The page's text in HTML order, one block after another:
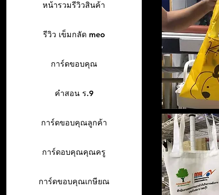
หน้ารวมรีวิวสินค้า
รีวิว เข็มกลัด meo
การ์ดขอบคุณ
คำสอน ร.9
การ์ดขอบคุณลูกค้า
การ์ดอบคุณคุณครู
การ์ดขอบคุณเกษียณ